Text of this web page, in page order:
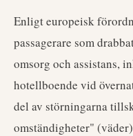
Enligt europeisk
passagerare som
omsorg och assistans,
hotellboende vid
del av störningarna
omständigheter"